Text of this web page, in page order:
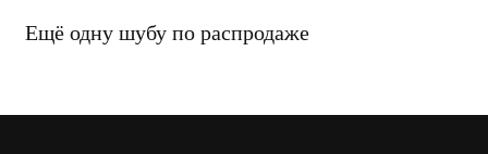
Ещё одну шубу по распродаже